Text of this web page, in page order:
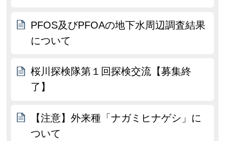
PFOS及びPFOAの地下水周辺調査結果
について
桜川探検隊第１回探検交流【募集終
了】
【注意】外来種「ナガミヒナゲシ」に
ついて